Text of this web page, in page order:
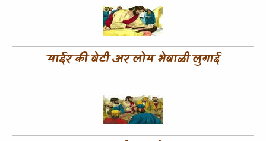
याईर की बेटी अर लोय भेबाळी लुगाई